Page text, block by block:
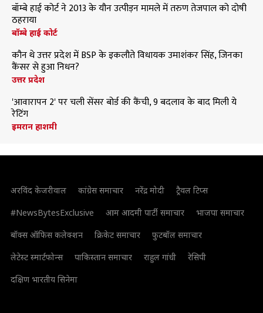
बॉम्बे हाई कोर्ट ने 2013 के यौन उत्पीड़न मामले में तरुण तेजपाल को दोषी
ठहराया
बॉम्बे हाई कोर्ट
कौन थे उत्तर प्रदेश में BSP के इकलौते विधायक उमाशंकर सिंह, जिनका
कैंसर से हुआ निधन?
उत्तर प्रदेश
'आवारापन 2' पर चली सेंसर बोर्ड की कैंची, 9 बदलाव के बाद मिली ये
रेटिंग
इमरान हाशमी
अरविंद केजरीवाल कांग्रेस समाचार नरेंद्र मोदी
ट्रैवल टिप्स
#NewsBytesExclusive
आम आदमी पार्टी समाचार
भाजपा समाचार
बॉक्स ऑफिस कलेक्शन
क्रिकेट समाचार
फुटबॉल समाचार
लेटेस्ट स्मार्टफोन्स
पाकिस्तान समाचार राहुल गांधी
रेसिपी
दक्षिण भारतीय सिनेमा